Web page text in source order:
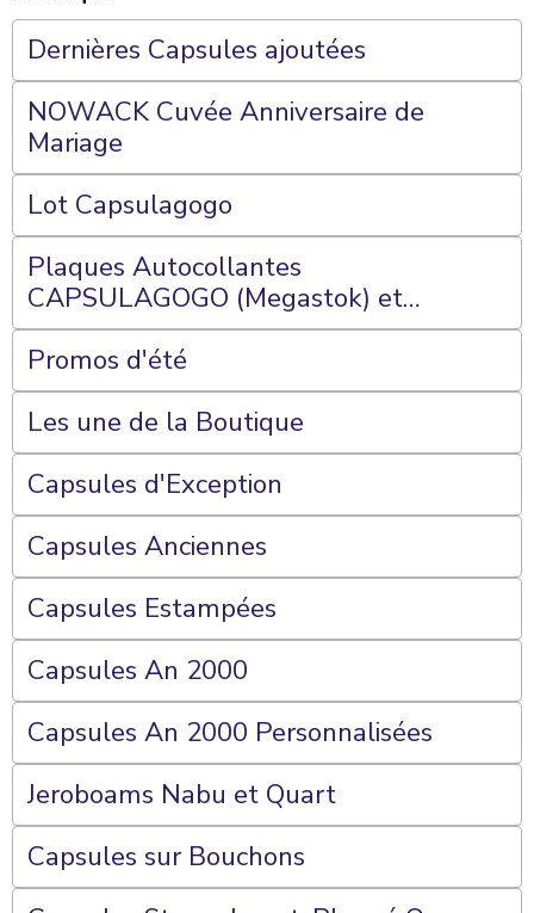
Dernières Capsules ajoutées
NOWACK Cuvée Anniversaire de
Mariage
Lot Capsulagogo
Plaques Autocollantes
CAPSULAGOGO (Megastok) et
Plateaux 70 Cases
Promos d'été
Les une de la Boutique
Capsules d'Exception
Capsules Anciennes
Capsules Estampées
Capsules An 2000
Capsules An 2000 Personnalisées
Jeroboams Nabu et Quart
Capsules sur Bouchons